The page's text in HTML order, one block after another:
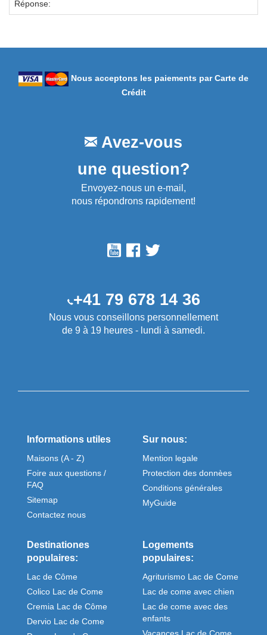
Réponse:
Nous acceptons les paiements par Carte de
Crédit
Avez-vous
une question?
Envoyez-nous un e-mail,
nous répondrons rapidement!
+41 79 678 14 36
Nous vous conseillons personnellement
de 9 à 19 heures - lundi à samedi.
Informations utiles
Maisons (A - Z)
Foire aux questions /
FAQ
Sitemap
Contactez nous
Sur nous:
Mention legale
Protection des donnèes
Conditions générales
MyGuide
Destinationes
populaires:
Lac de Côme
Colico Lac de Come
Cremia Lac de Côme
Dervio Lac de Come
Logements
populaires:
Agriturismo Lac de Come
Lac de come avec chien
Lac de come avec des
enfants